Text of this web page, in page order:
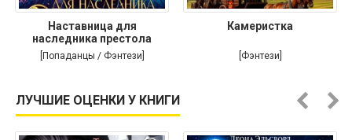
Наставница для
наследника престола
[Попаданцы / Фэнтези]
Камеристка
[Фэнтези]
ЛУЧШИЕ ОЦЕНКИ У КНИГИ